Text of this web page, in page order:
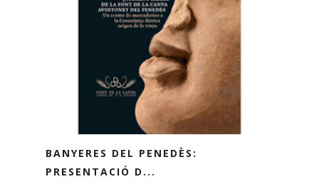
BANYERES DEL PENEDÈS:
PRESENTACIÓ D...